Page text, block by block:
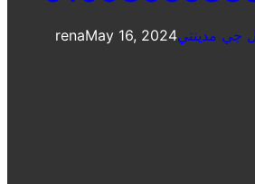
renaMay 16, 2024جي مدينتي